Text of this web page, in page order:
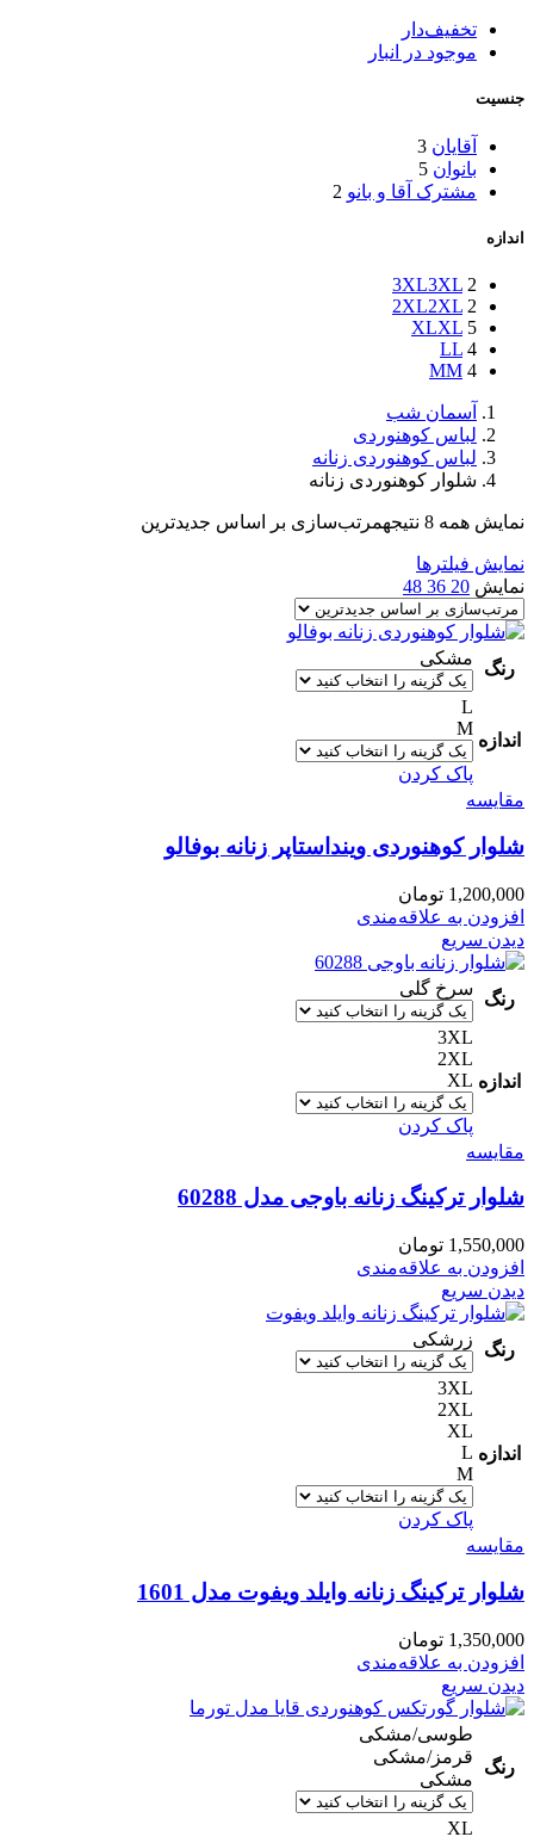
تخفیف‌دار
موجود در انبار
جنسیت
آقایان 3
بانوان 5
مشترک آقا و بانو 2
اندازه
3XL3XL 2
2XL2XL 2
XLXL 5
LL 4
MM 4
آسمان شب
لباس کوهنوردی
لباس کوهنوردی زنانه
شلوار کوهنوردی زنانه
نمایش همه 8 نتیجه مرتب‌سازی بر اساس جدیدترین
نمایش فیلترها
نمایش 20
36
48
رنگ
مشکی
اندازه
L
M
پاک کردن
مقایسه
شلوار کوهنوردی وینداستاپر زنانه بوفالو
1,200,000 تومان
افزودن به علاقه‌مندی
دیدن سریع
رنگ
سرخ گلی
اندازه
3XL
2XL
XL
پاک کردن
مقایسه
شلوار ترکینگ زنانه باوجی مدل 60288
1,550,000 تومان
افزودن به علاقه‌مندی
دیدن سریع
رنگ
زرشکی
اندازه
3XL
2XL
XL
L
M
پاک کردن
مقایسه
شلوار ترکینگ زنانه وایلد ویفوت مدل 1601
1,350,000 تومان
افزودن به علاقه‌مندی
دیدن سریع
رنگ
طوسی/مشکی
قرمز/مشکی
مشکی
XL